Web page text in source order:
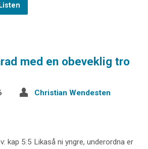
Listen
med en obeveklig tro
Christian Wendesten
kap 5:5 Likaså ni yngre, underordna er